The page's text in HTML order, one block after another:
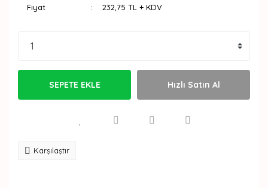
Fiyat 232,75 TL + KDV
SEPETE EKLE Hızlı Satın Al
Karşılaştır